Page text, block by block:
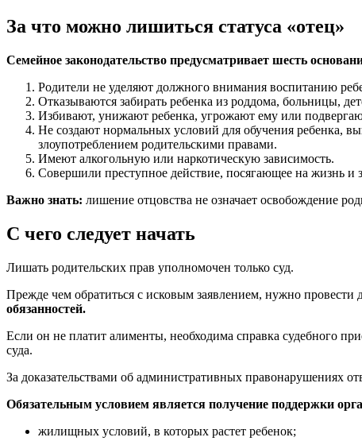
За что можно лишиться статуса «отец»
Семейное законодательство предусматривает шесть
Родители не уделяют должного внимания воспитанию
Отказываются забирать ребенка из роддома, больницы,
Избивают, унижают ребенка, угрожают ему или
Не создают нормальных условий для обучения ребенка,
злоупотреблением родительскими правами.
Имеют алкогольную или наркотическую зависимость.
Совершили преступное действие, посягающее на жизнь и
Важно знать: лишение отцовства не означает освобождение
С чего следует начать
Лишать родительских прав уполномочен только суд.
Прежде чем обратиться с исковым заявлением, нужно провести
обязанностей.
Если он не платит алименты, необходима справка судебного
суда.
За доказательствами об административных правонарушениях
Обязательным условием является получение поддержки
жилищных условий, в которых растет ребенок;